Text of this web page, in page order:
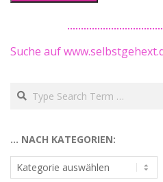
Suche auf
Search
… NACH KATEGORIEN:
…
nach